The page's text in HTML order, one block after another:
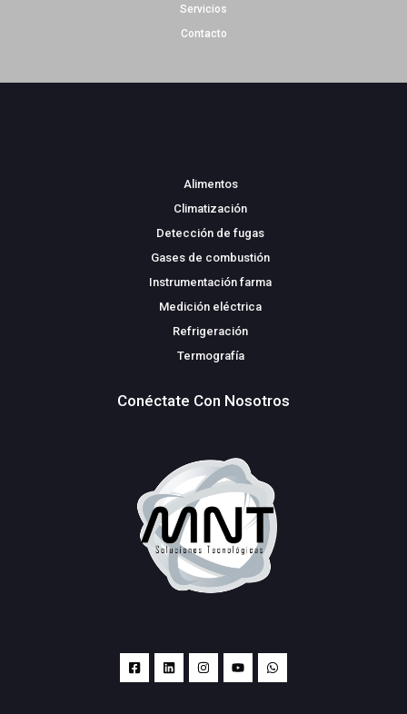
Servicios
Contacto
Alimentos
Climatización
Detección de fugas
Gases de combustión
Instrumentación farma
Medición eléctrica
Refrigeración
Termografía
Conéctate Con Nosotros